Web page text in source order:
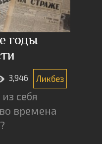
годы
3,946 Ликбез
себя
времена